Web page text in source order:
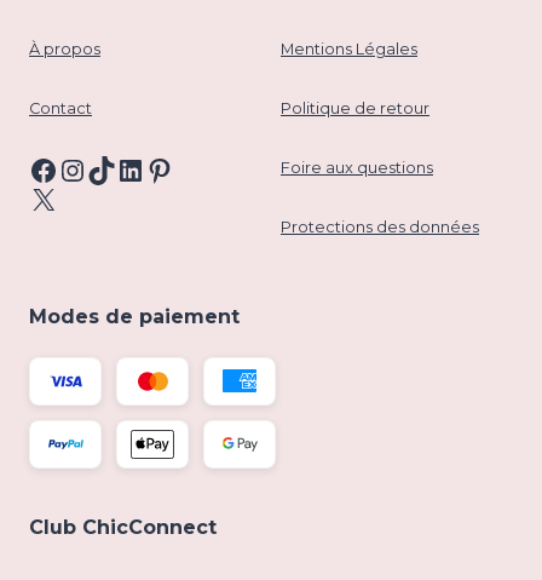
À propos
Contact
Facebook
Instagram
TikTok
LinkedIn
Pinterest
X
Mentions Légales
Politique de retour
Foire aux questions
Protections des données
Modes de paiement
Club ChicConnect